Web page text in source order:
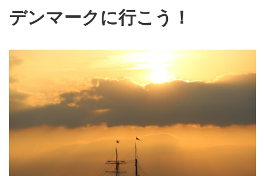
デンマークに行こう！